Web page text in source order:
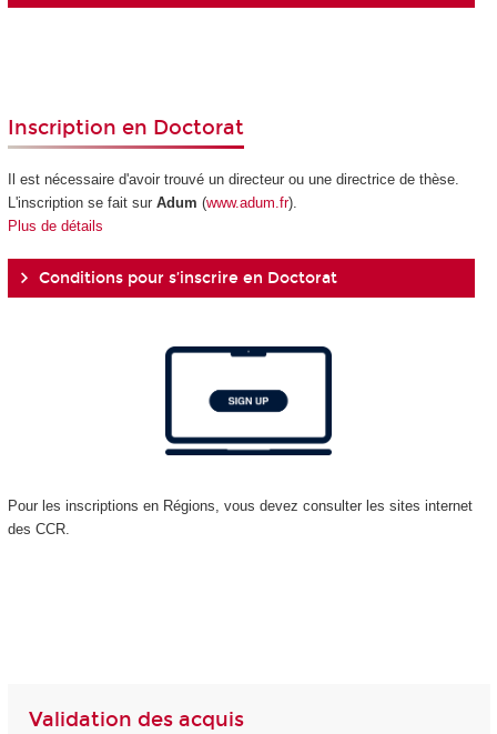
Inscription en Doctorat
Il est nécessaire d'avoir trouvé un directeur ou une directrice de thèse.
L'inscription se fait sur Adum (www.adum.fr).
Plus de détails
Conditions pour s’inscrire en Doctorat
Pour les inscriptions en Régions, vous devez consulter les sites internet
des CCR.
Validation des acquis